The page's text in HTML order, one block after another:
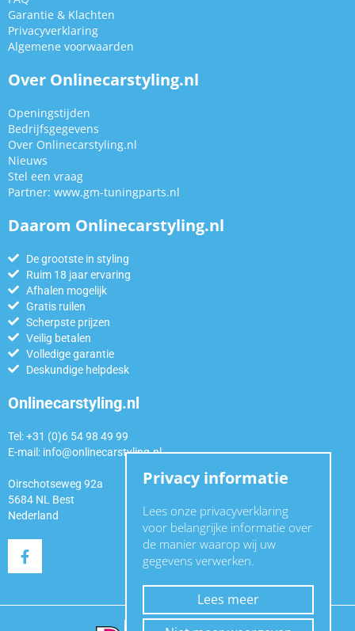
Garantie & Klachten
Privacyverklaring
Algemene voorwaarden
Over Onlinecarstyling.nl
Openingstijden
Bedrijfsgegevens
Over Onlinecarstyling.nl
Nieuws
Stel een vraag
Partner: www.gm-tuningparts.nl
Daarom Onlinecarstyling.nl
De grootste in styling
Ruim 18 jaar ervaring
Afhalen mogelijk
Gratis ruilen
Scherpste prijzen
Veilig betalen
Volledige garantie
Deskundige helpdesk
Onlinecarstyling.nl
Tel: +31 (0)6 54 98 49 99
E-mail: info@onlinecarstyling.nl
Oirschotseweg 92a
5684 NL Best
Nederland
Privacy informatie
Lees onze privacyverklaring
voor belangrijke informatie over
de manier waarop wij uw
gegevens verwerken.
Lees meer